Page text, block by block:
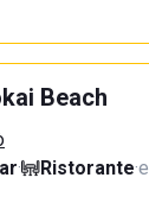
Beach
· Ristorante·